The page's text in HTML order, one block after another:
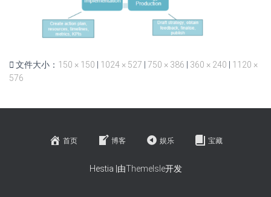
文件大小： 150 × 150 1024 × 527 750 × 386 360 × 240
1120 ×
576
首页 博客 娱乐 宝藏
Hestia |由ThemeIsle开发